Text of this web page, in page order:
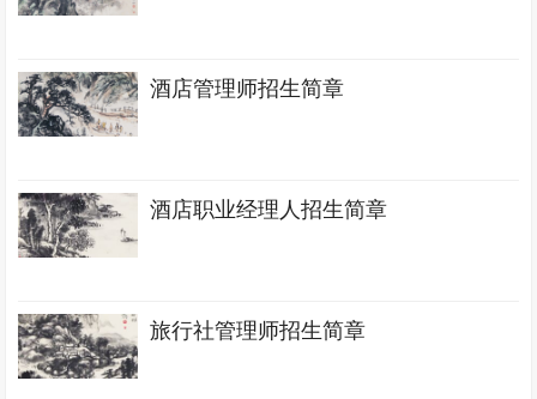
酒店管理师招生简章
酒店职业经理人招生简章
旅行社管理师招生简章